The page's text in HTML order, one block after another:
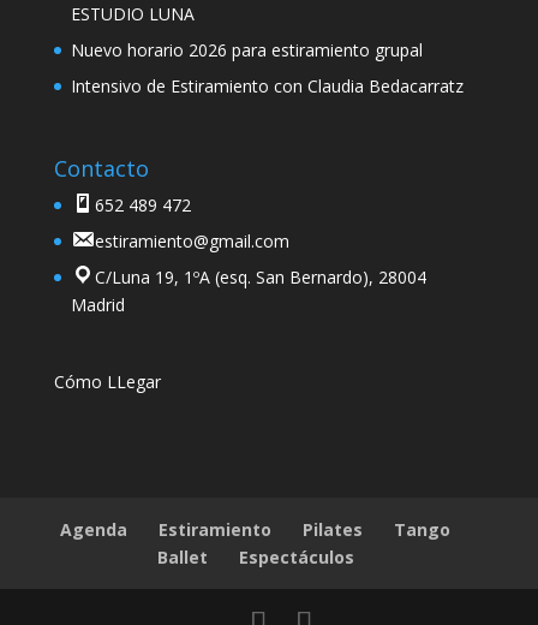
ESTUDIO LUNA
Nuevo horario 2026 para estiramiento grupal
Intensivo de Estiramiento con Claudia Bedacarratz
Contacto
652 489 472
estiramiento@gmail.com
C/Luna 19, 1ºA (esq. San Bernardo), 28004
Madrid
Cómo LLegar
Agenda Estiramiento Pilates
Tango
Ballet
Espectáculos